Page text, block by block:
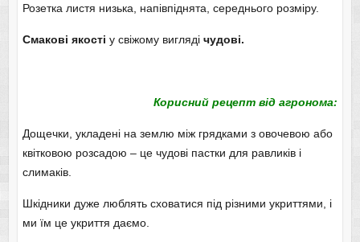
Розетка листя низька, напівпіднята, середнього розміру.
Смакові якості у свіжому вигляді чудові.
Корисний рецепт від агронома:
Дощечки, укладені на землю між грядками з овочевою або
квітковою розсадою – це чудові пастки для равликів і
слимаків.
Шкідники дуже люблять сховатися під різними укриттями, і
ми їм це укриття даємо.